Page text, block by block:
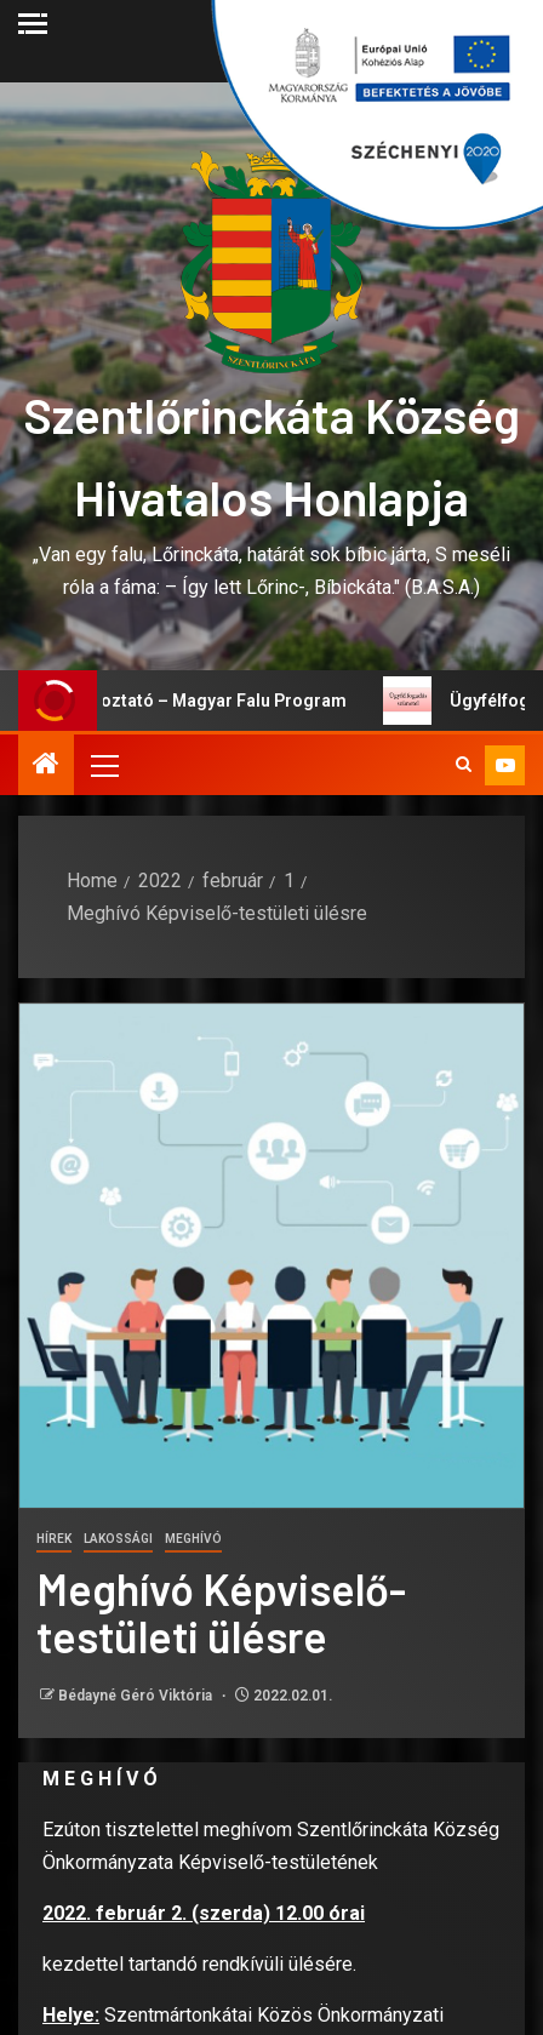
Szentlőrinckáta Község
Hivatalos Honlapja
„Van egy falu, Lőrinckáta, határát sok bíbic járta, S meséli
róla a fáma: – Így lett Lőrinc-, Bíbickáta." (B.A.S.A.)
Tájékoztató – Magyar Falu Program Ügyfélfogadási
Home 2022 február
1
Meghívó Képviselő-testületi ülésre
HÍREK LAKOSSÁGI MEGHÍVÓ
Meghívó Képviselő-
testületi ülésre
Bédayné Géró Viktória 2022.02.01.
M E G H Í V Ó
Ezúton tisztelettel meghívom Szentlőrinckáta Község
Önkormányzata Képviselő-testületének
2022. február 2. (szerda) 12.00 órai
kezdettel tartandó rendkívüli ülésére.
Helye: Szentmártonkátai Közös Önkormányzati